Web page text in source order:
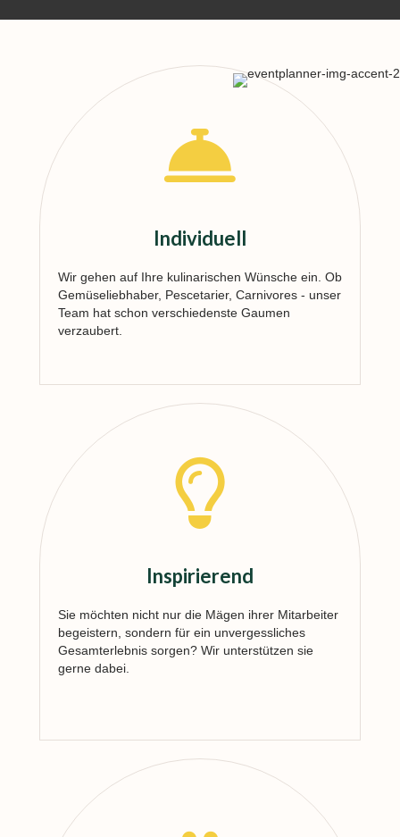
Individuell
Wir gehen auf Ihre kulinarischen Wünsche ein. Ob
Gemüseliebhaber, Pescetarier, Carnivores - unser
Team hat schon verschiedenste Gaumen
verzaubert.
Inspirierend
Sie möchten nicht nur die Mägen ihrer Mitarbeiter
begeistern , sondern für ein unvergessliches
Gesamterlebnis sorgen? Wir unterstützen sie
gerne dabei.